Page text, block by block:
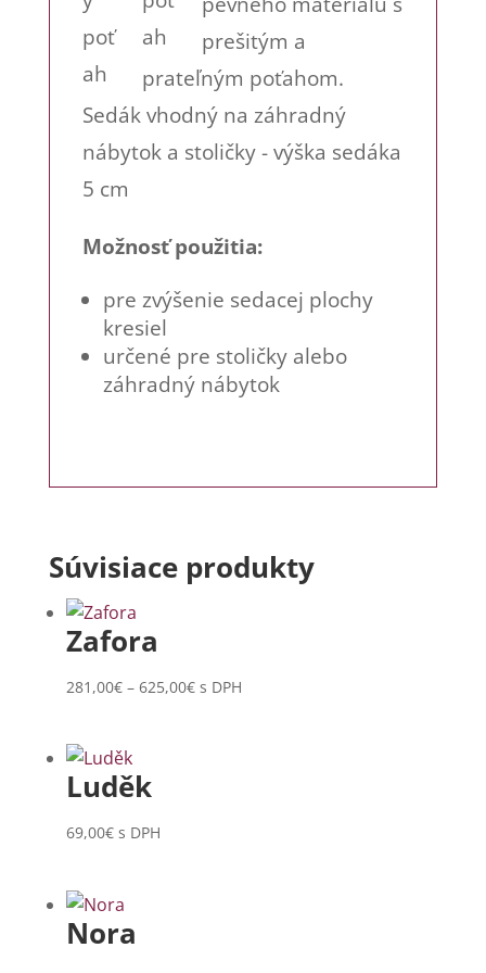
prešitým a
prateľným poťahom.
Sedák vhodný na záhradný
nábytok a stoličky - výška sedáka
5 cm
Možnosť použitia:
pre zvýšenie sedacej plochy
kresiel
určené pre stoličky alebo
záhradný nábytok
Súvisiace produkty
Zafora
281,00€ – 625,00€Price
s DPH
Luděk
69,00€ s DPH
Nora